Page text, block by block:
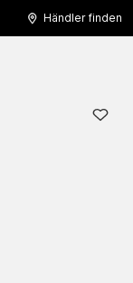
Händler finden